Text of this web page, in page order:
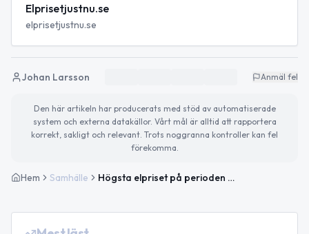
Elprisetjustnu.se
elprisetjustnu.se
Johan Larsson Anmäl fel
Den här artikeln har producerats med stöd av automatiserade
system och externa datakällor. Vårt mål är alltid att rapportera
korrekt, sakligt och relevant. Trots noggranna kontroller kan fel
förekomma.
Hem Samhälle Högsta elpriset på perioden i Klippan — kraftig ökning imorgon